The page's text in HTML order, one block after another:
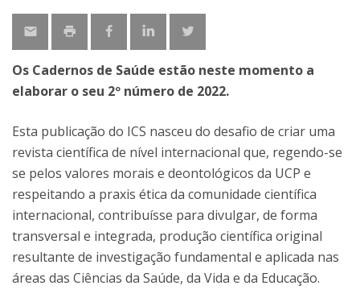
Os Cadernos de Saúde estão neste momento a
elaborar o seu 2º número de 2022.
Esta publicação do ICS nasceu do desafio de criar uma
revista científica de nível internacional que, regendo-se
se pelos valores morais e deontológicos da UCP e
respeitando a praxis ética da comunidade científica
internacional, contribuísse para divulgar, de forma
transversal e integrada, produção científica original
resultante de investigação fundamental e aplicada nas
áreas das Ciências da Saúde, da Vida e da Educação.